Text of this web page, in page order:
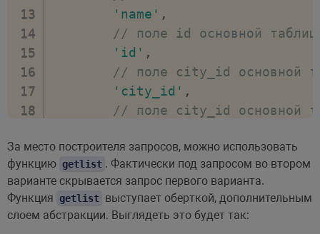
'средние'
'крупные' ,
'крупнейшие'
'Города-миллионеры'
( $citiType as $key =>
[
"name" =>
]
);
}
'name' ,
// поле id основной
'id' ,
// поле city_id основной
'city_id' ,
// поле city_id основной
// поле CITY.name
'city_name'
=> 'CITY.name'
// поле CITY_TYPE.name
'city_type_name' =>
;
За место построителя запросов, можно использовать
функцию getlist . Фактически под запросом во втором
варианте скрывается запрос первого варианта.
Функция getlist выступает оберткой, дополнительным
слоем абстракции. Выглядеть это будет так: